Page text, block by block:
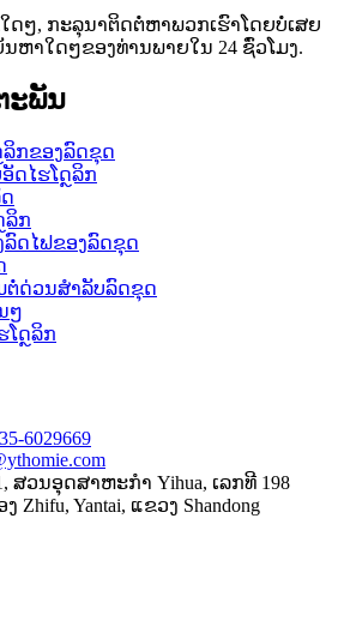
ດໆ, ກະລຸນາຕິດຕໍ່ຫາພວກເຮົາໂດຍບໍ່ເສຍ
ຫາໃດໆຂອງທ່ານພາຍໃນ 24 ຊົ່ວໂມງ.
ພັນ
ລິກຂອງລົດຂຸດ
ອັດໄຮໂດຼລິກ
ລິກ
ລົດໄຟຂອງລົດຂຸດ
ຕໍ່ດ່ວນສຳລັບລົດຂຸດ
ໆ
ໂດຼລິກ
6029669
ສວນອຸດສາຫະກຳ Yihua, ເລກທີ 198
Zhifu, Yantai, ແຂວງ Shandong